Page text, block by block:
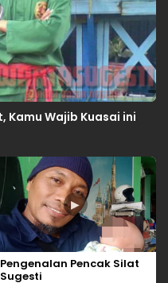
Kamu Wajib Kuasai ini
▶
Pengenalan Pencak Silat
Sugesti